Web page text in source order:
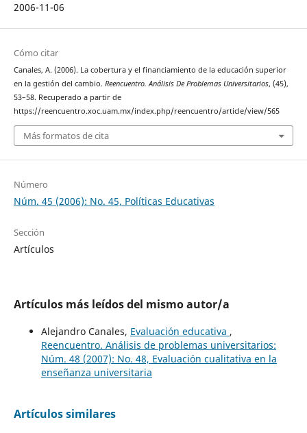
2006-11-06
Cómo citar
Canales, A. (2006). La cobertura y el financiamiento de la educación superior
en la gestión del cambio. Reencuentro. Análisis De Problemas Universitarios, (45),
53–58. Recuperado a partir de
https://reencuentro.xoc.uam.mx/index.php/reencuentro/article/view/565
Más formatos de cita
Número
Núm. 45 (2006): No. 45, Políticas Educativas
Sección
Artículos
Artículos más leídos del mismo autor/a
Alejandro Canales, Evaluación educativa ,
Reencuentro. Análisis de problemas universitarios:
Núm. 48 (2007): No. 48, Evaluación cualitativa en la
enseñanza universitaria
Artículos similares